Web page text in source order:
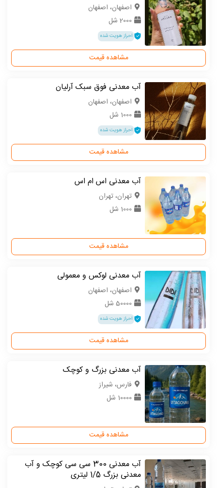
اصفهان، اصفهان
2000 شل
احراز هویت شده
مشاهده قیمت
آب معدنی فوق سبک آرلیان
اصفهان، اصفهان
1000 شل
احراز هویت شده
مشاهده قیمت
آب معدنی اس ام اس
تهران، تهران
1000 شل
مشاهده قیمت
آب معدنی لوکس و معمولی
اصفهان، اصفهان
50000 شل
احراز هویت شده
مشاهده قیمت
آب معدنی بزرگ و کوچک
فارس، شیراز
10000 شل
مشاهده قیمت
آب معدنی 300 سی سی کوچک و آب
معدنی بزرگ 1/5 لیتری